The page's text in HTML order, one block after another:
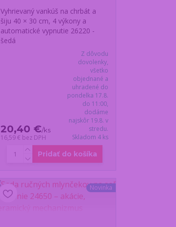
Vyhrievaný vankúš na chrbát a
šiju 40 × 30 cm, 4 výkony a
automatické vypnutie 26220 -
šedá
20,40 €/ks
16,59 € bez DPH
Z dôvodu
dovolenky,
všetko
objednané a
uhradené do
pondelka 17.8.
do 11:00,
dodáme
najskôr 19.8. v
stredu.
Skladom 4 ks
Pridať do košíka
Novinka